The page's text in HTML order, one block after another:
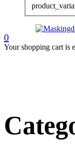
0
Your shopping cart is